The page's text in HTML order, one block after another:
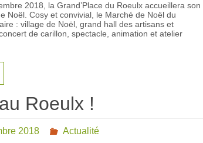
2018, la Grand’Place du Roeulx accueillera son
Noël. Cosy et convivial, le Marché de Noël du
: village de Noël, grand hall des artisans et
de carillon, spectacle, animation et atelier
Roeulx !
2018 Actualité